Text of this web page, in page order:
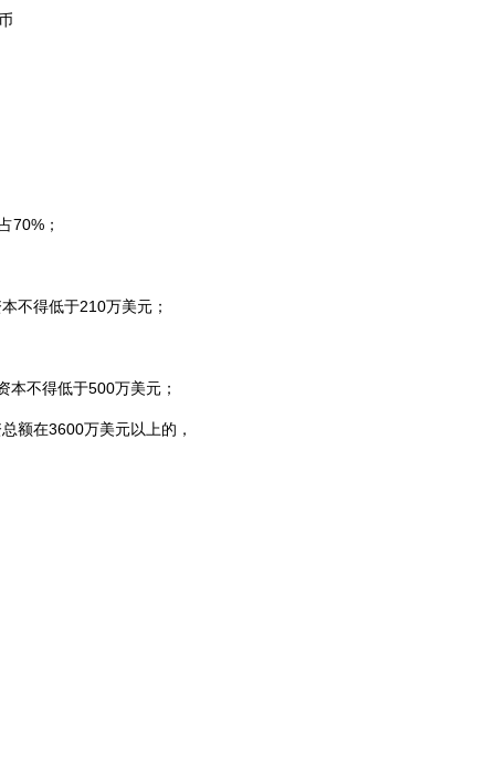
70%；
不得低于210万美元；
不得低于500万美元；
额在3600万美元以上的，